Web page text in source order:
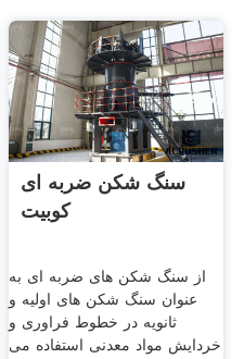
سنگ شکن ضربه ای
کوبیت
از سنگ شکن های ضربه ای به
عنوان سنگ شکن های اولیه و
ثانویه در خطوط فراوری و
خردایش مواد معدنی استفاده می